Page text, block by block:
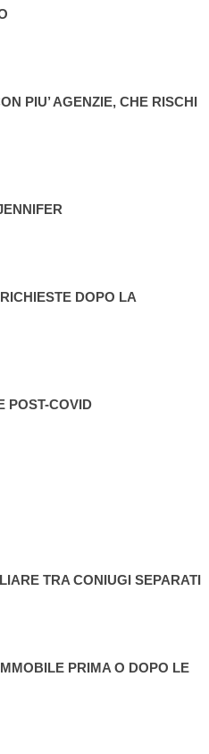
PIU’ AGENZIE, CHE RISCHI
DOPO LA
POST-COVID
TRA CONIUGI SEPARATI
PRIMA O DOPO LE